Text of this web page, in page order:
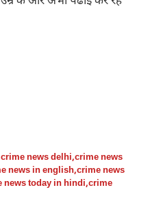
crime news delhi,crime news
news in english,crime news
news today in hindi,crime